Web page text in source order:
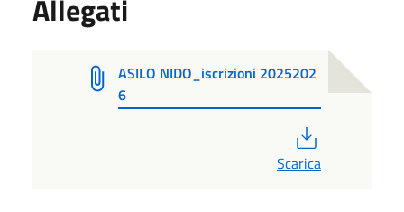
Allegati
ASILO NIDO_iscrizioni 2025202
6
Scarica